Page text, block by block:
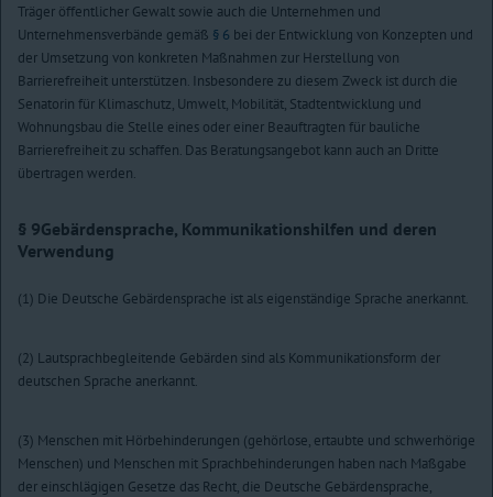
Träger öffentlicher Gewalt sowie auch die Unternehmen und
Unternehmensverbände gemäß § 6 bei der Entwicklung von Konzepten und
der Umsetzung von konkreten Maßnahmen zur Herstellung von
Barrierefreiheit unterstützen. Insbesondere zu diesem Zweck ist durch die
Senatorin für Klimaschutz, Umwelt, Mobilität, Stadtentwicklung und
Wohnungsbau die Stelle eines oder einer Beauftragten für bauliche
Barrierefreiheit zu schaffen. Das Beratungsangebot kann auch an Dritte
übertragen werden.
§ 9Gebärdensprache, Kommunikationshilfen und deren
Verwendung
(1) Die Deutsche Gebärdensprache ist als eigenständige Sprache anerkannt.
(2) Lautsprachbegleitende Gebärden sind als Kommunikationsform der
deutschen Sprache anerkannt.
(3) Menschen mit Hörbehinderungen (gehörlose, ertaubte und schwerhörige
Menschen) und Menschen mit Sprachbehinderungen haben nach Maßgabe
der einschlägigen Gesetze das Recht, die Deutsche Gebärdensprache,